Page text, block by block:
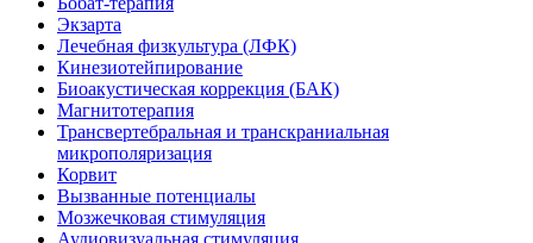
Экзарта
Лечебная физкультура (ЛФК)
Кинезиотейпирование
Биоакустическая коррекция (БАК)
Магнитотерапия
Трансвертебральная и транскраниальная
микрополяризация
Корвит
Вызванные потенциалы
Мозжечковая стимуляция